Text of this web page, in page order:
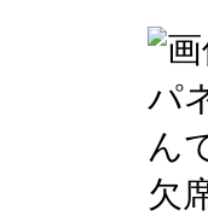
パ
ん
欠